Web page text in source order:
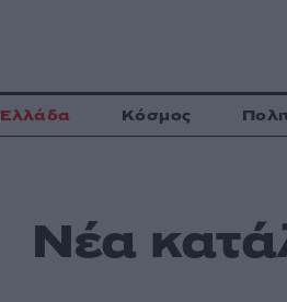
Ελλάδα Κόσμος
Νέα